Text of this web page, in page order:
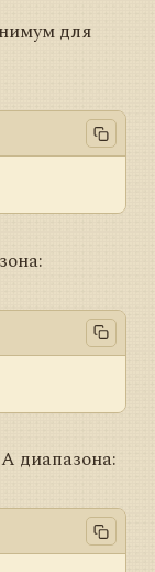
для
диапазона: